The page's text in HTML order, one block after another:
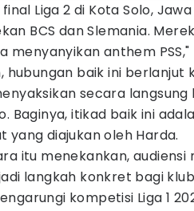
Liga 2 di Kota Solo,
BCS dan Slemania.
anthem PSS,"
hubungan baik ini berlanjut
secara langsung
Baginya, itikad baik ini
yang diajukan oleh Harda.
itu menekankan, audiensi
langkah konkret bagi
kompetisi Liga 1